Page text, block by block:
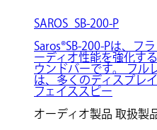
SAROS_SB-200-P
Saros®SB-200-Pは、フ
ーディオ性能を強化す
ウンドバーです。 フル
は、多くのディスプレ
フェイススピー
オーディオ製品 取扱製